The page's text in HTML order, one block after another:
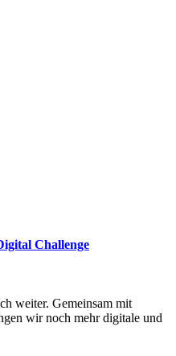
Challenge
weiter. Gemeinsam mit
wir noch mehr digitale und